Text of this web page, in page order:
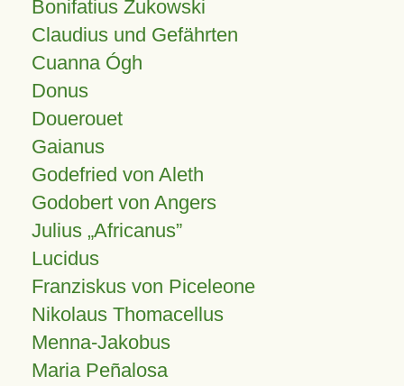
Bonifatius Żukowski
Claudius und Gefährten
Cuanna Ógh
Donus
Douerouet
Gaianus
Godefried von Aleth
Godobert von Angers
Julius Africanus
Lucidus
Franziskus von Piceleone
Nikolaus Thomacellus
Menna-Jakobus
Maria Peñalosa